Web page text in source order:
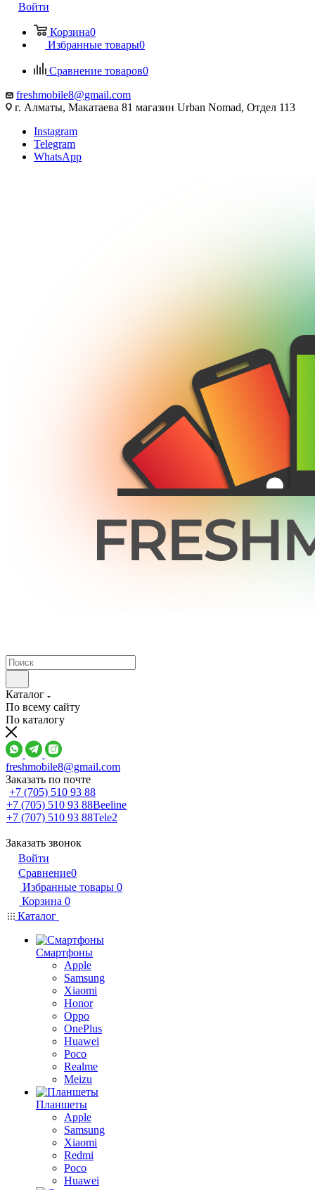
Войти
Корзина0
Избранные товары0
Сравнение товаров0
freshmobile8@gmail.com
г. Алматы, Макатаева 81 магазин Urban Nomad, Отдел 113
Instagram
Telegram
WhatsApp
Каталог
По всему сайту
По каталогу
freshmobile8@gmail.com
Заказать по почте
+7 (705) 510 93 88
+7 (705) 510 93 88Beeline
+7 (707) 510 93 88Tele2
Заказать звонок
Войти
Сравнение0
Избранные товары 0
Корзина 0
Каталог
Смартфоны
Apple
Samsung
Xiaomi
Honor
Oppo
OnePlus
Huawei
Poco
Realme
Meizu
Планшеты
Apple
Samsung
Xiaomi
Redmi
Poco
Huawei